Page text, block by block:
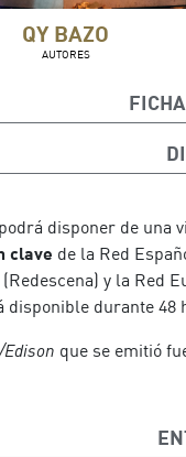
QY BAZO
AUTORES
Ángel Maciel,
Dirección técnica
Diseño de
Diseño de
Ayudantía de
disponer de una
clave de la Red
y la Red
disponible durante 48
Edison que se emitió